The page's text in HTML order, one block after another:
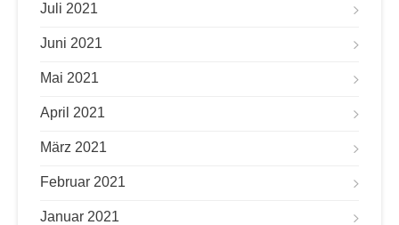
Juli 2021
Juni 2021
Mai 2021
April 2021
März 2021
Februar 2021
Januar 2021